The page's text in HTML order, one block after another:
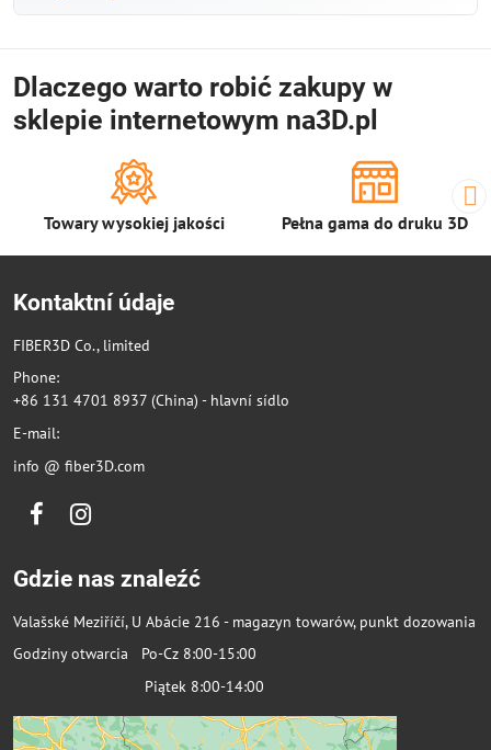
Dlaczego warto robić zakupy w
sklepie internetowym na3D.pl
Towary wysokiej jakości Pełna gama do druku 3D
Kontaktní údaje
FIBER3D Co., limited
Phone:
+86 131 4701 8937 (China) - hlavní sídlo
E-mail:
info @ fiber3D.com
FacebookInstagram
Gdzie nas znaleźć
Valašské Meziříčí, U Abácie 216 - magazyn towarów, punkt dozowania
Godziny otwarcia Po-Cz 8:00-15:00
Piątek 8:00-14:00